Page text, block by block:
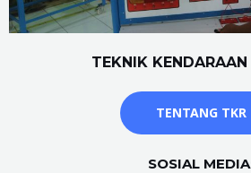
TEKNIK KENDARAAN
TENTANG TKR
SOSIAL